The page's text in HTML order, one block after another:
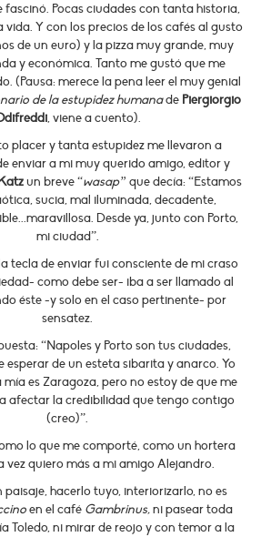
fascinó. Pocas ciudades con tanta historia,
Y con los precios de los cafés al gusto
de un euro) y la pizza muy grande, muy
y económica. Tanto me gustó que me
(Pausa: merece la pena leer el muy genial
de la estupidez humanade Piergiorgio
, viene a cuento).
placer y tanta estupidez me llevaron a
enviar a mi muy querido amigo, editor y
un breve “wasap” que decía: “Estamos
sucia, mal iluminada, decadente,
Desde ya, junto con Porto,
mi ciudad”.
tecla de enviar fui consciente de mi craso
como debe ser- iba a ser llamado al
éste -y solo en el caso pertinente- por
sensatez.
“Napoles y Porto son tus ciudades,
esperar de un esteta sibarita y anarco. Yo
es Zaragoza, pero no estoy de que me
afectar la credibilidad que tengo contigo
(creo)”.
lo que me comporté, como un hortera
vez quiero más a mi amigo Alejandro.
hacerlo tuyo, interiorizarlo, no es
en el café Gambrinus,ni pasear toda
Toledo, ni mirar de reojo y con temor a la